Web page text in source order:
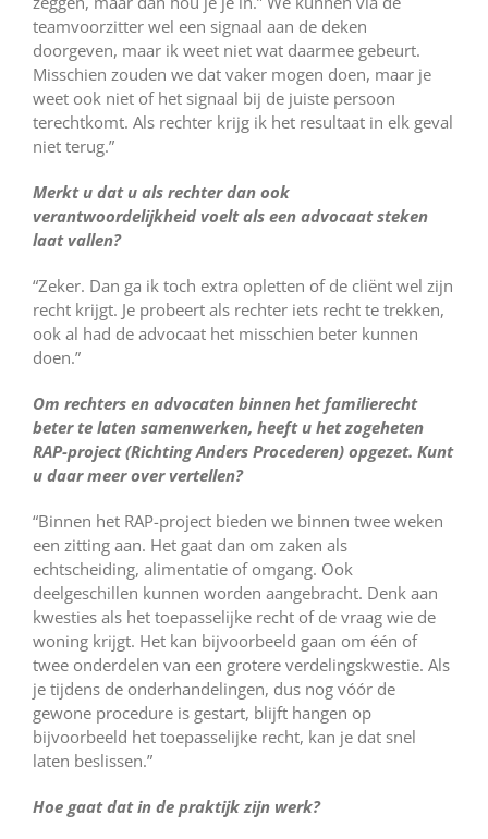
teamvoorzitter wel een signaal aan de deken
doorgeven, maar ik weet niet wat daarmee gebeurt.
Misschien zouden we dat vaker mogen doen, maar je
weet ook niet of het signaal bij de juiste persoon
terechtkomt. Als rechter krijg ik het resultaat in elk geval
niet terug.”
Merkt u dat u als rechter dan ook
verantwoordelijkheid voelt als een advocaat steken
laat vallen?
“Zeker. Dan ga ik toch extra opletten of de cliënt wel zijn
recht krijgt. Je probeert als rechter iets recht te trekken,
ook al had de advocaat het misschien beter kunnen
doen.”
Om rechters en advocaten binnen het familierecht
beter te laten samenwerken, heeft u het zogeheten
RAP-project (Richting Anders Procederen) opgezet. Kunt
u daar meer over vertellen?
“Binnen het RAP-project bieden we binnen twee weken
een zitting aan. Het gaat dan om zaken als
echtscheiding, alimentatie of omgang. Ook
deelgeschillen kunnen worden aangebracht. Denk aan
kwesties als het toepasselijke recht of de vraag wie de
woning krijgt. Het kan bijvoorbeeld gaan om één of
twee onderdelen van een grotere verdelingskwestie. Als
je tijdens de onderhandelingen, dus nog vóór de
gewone procedure is gestart, blijft hangen op
bijvoorbeeld het toepasselijke recht, kan je dat snel
laten beslissen.”
Hoe gaat dat in de praktijk zijn werk?